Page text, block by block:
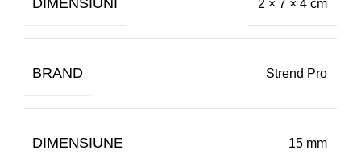
DIMENSIUNI 2 × 7 × 4 cm
BRAND Strend Pro
DIMENSIUNE 15 mm